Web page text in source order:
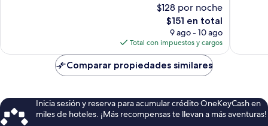
$128 por noche
El
precio
actual
es
de
$151
$151 en total
9 ago - 10 ago
Total con impuestos y cargos
Comparar propiedades similares
Inicia sesión y reserva para acumular crédito OneKeyCash en
miles de hoteles. ¡Más recompensas te llevan a más aventuras!